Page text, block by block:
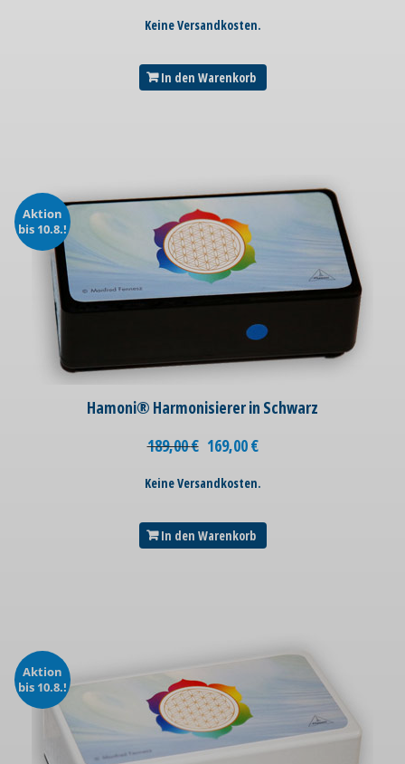
Keine Versandkosten.
In den Warenkorb
Aktion
bis 10.8.!
Hamoni® Harmonisierer in Schwarz
189,00€ 169,00€
Keine Versandkosten.
In den Warenkorb
Aktion
bis 10.8.!